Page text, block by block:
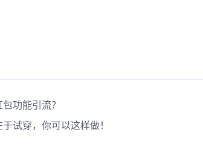
功能引流？
试穿，你可以这样做！